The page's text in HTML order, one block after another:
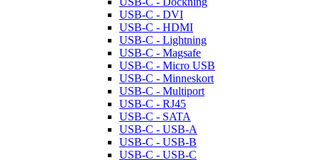
USB-C - DVI
USB-C - HDMI
USB-C - Lightning
USB-C - Magsafe
USB-C - Micro USB
USB-C - Minneskort
USB-C - Multiport
USB-C - RJ45
USB-C - SATA
USB-C - USB-A
USB-C - USB-B
USB-C - USB-C